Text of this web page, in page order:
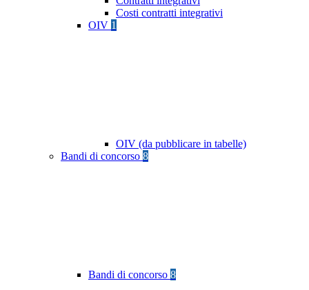
Costi contratti integrativi
OIV 1
OIV (da pubblicare in tabelle)
Bandi di concorso 8
Bandi di concorso 8